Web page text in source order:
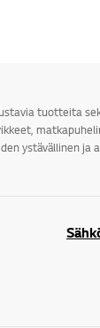
tuotteita
ystävällinen ja